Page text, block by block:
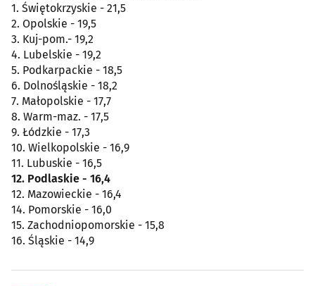
1. Świętokrzyskie - 21,5
2. Opolskie - 19,5
3. Kuj-pom.- 19,2
4. Lubelskie - 19,2
5. Podkarpackie - 18,5
6. Dolnośląskie - 18,2
7. Małopolskie - 17,7
8. Warm-maz. - 17,5
9. Łódzkie - 17,3
10. Wielkopolskie - 16,9
11. Lubuskie - 16,5
12. Podlaskie - 16,4
12. Mazowieckie - 16,4
14. Pomorskie - 16,0
15. Zachodniopomorskie - 15,8
16. Śląskie - 14,9